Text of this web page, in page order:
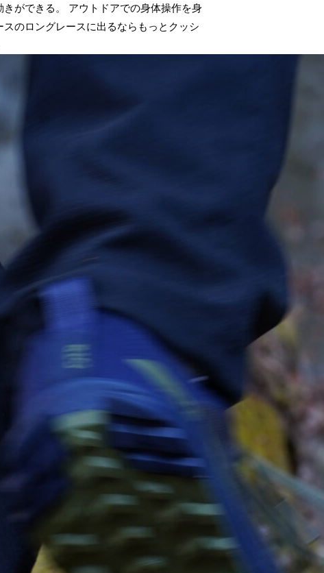
ができる。 アウトドアでの身体操作を身
のロングレースに出るならもっとクッシ